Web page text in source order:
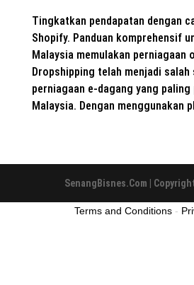
Tingkatkan pendapatan dengan
Shopify. Panduan komprehensif
Malaysia memulakan perniagaan
Dropshipping telah menjadi salah
perniagaan e-dagang yang paling
Malaysia. Dengan menggunakan
SenangBisnes.Com |
Terms and Conditions -